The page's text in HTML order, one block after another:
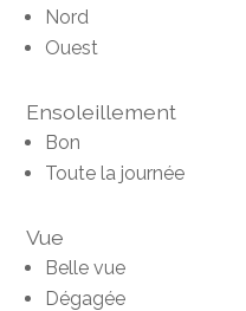
Nord
Ouest
Ensoleillement
Bon
Toute la journée
Vue
Belle vue
Dégagée